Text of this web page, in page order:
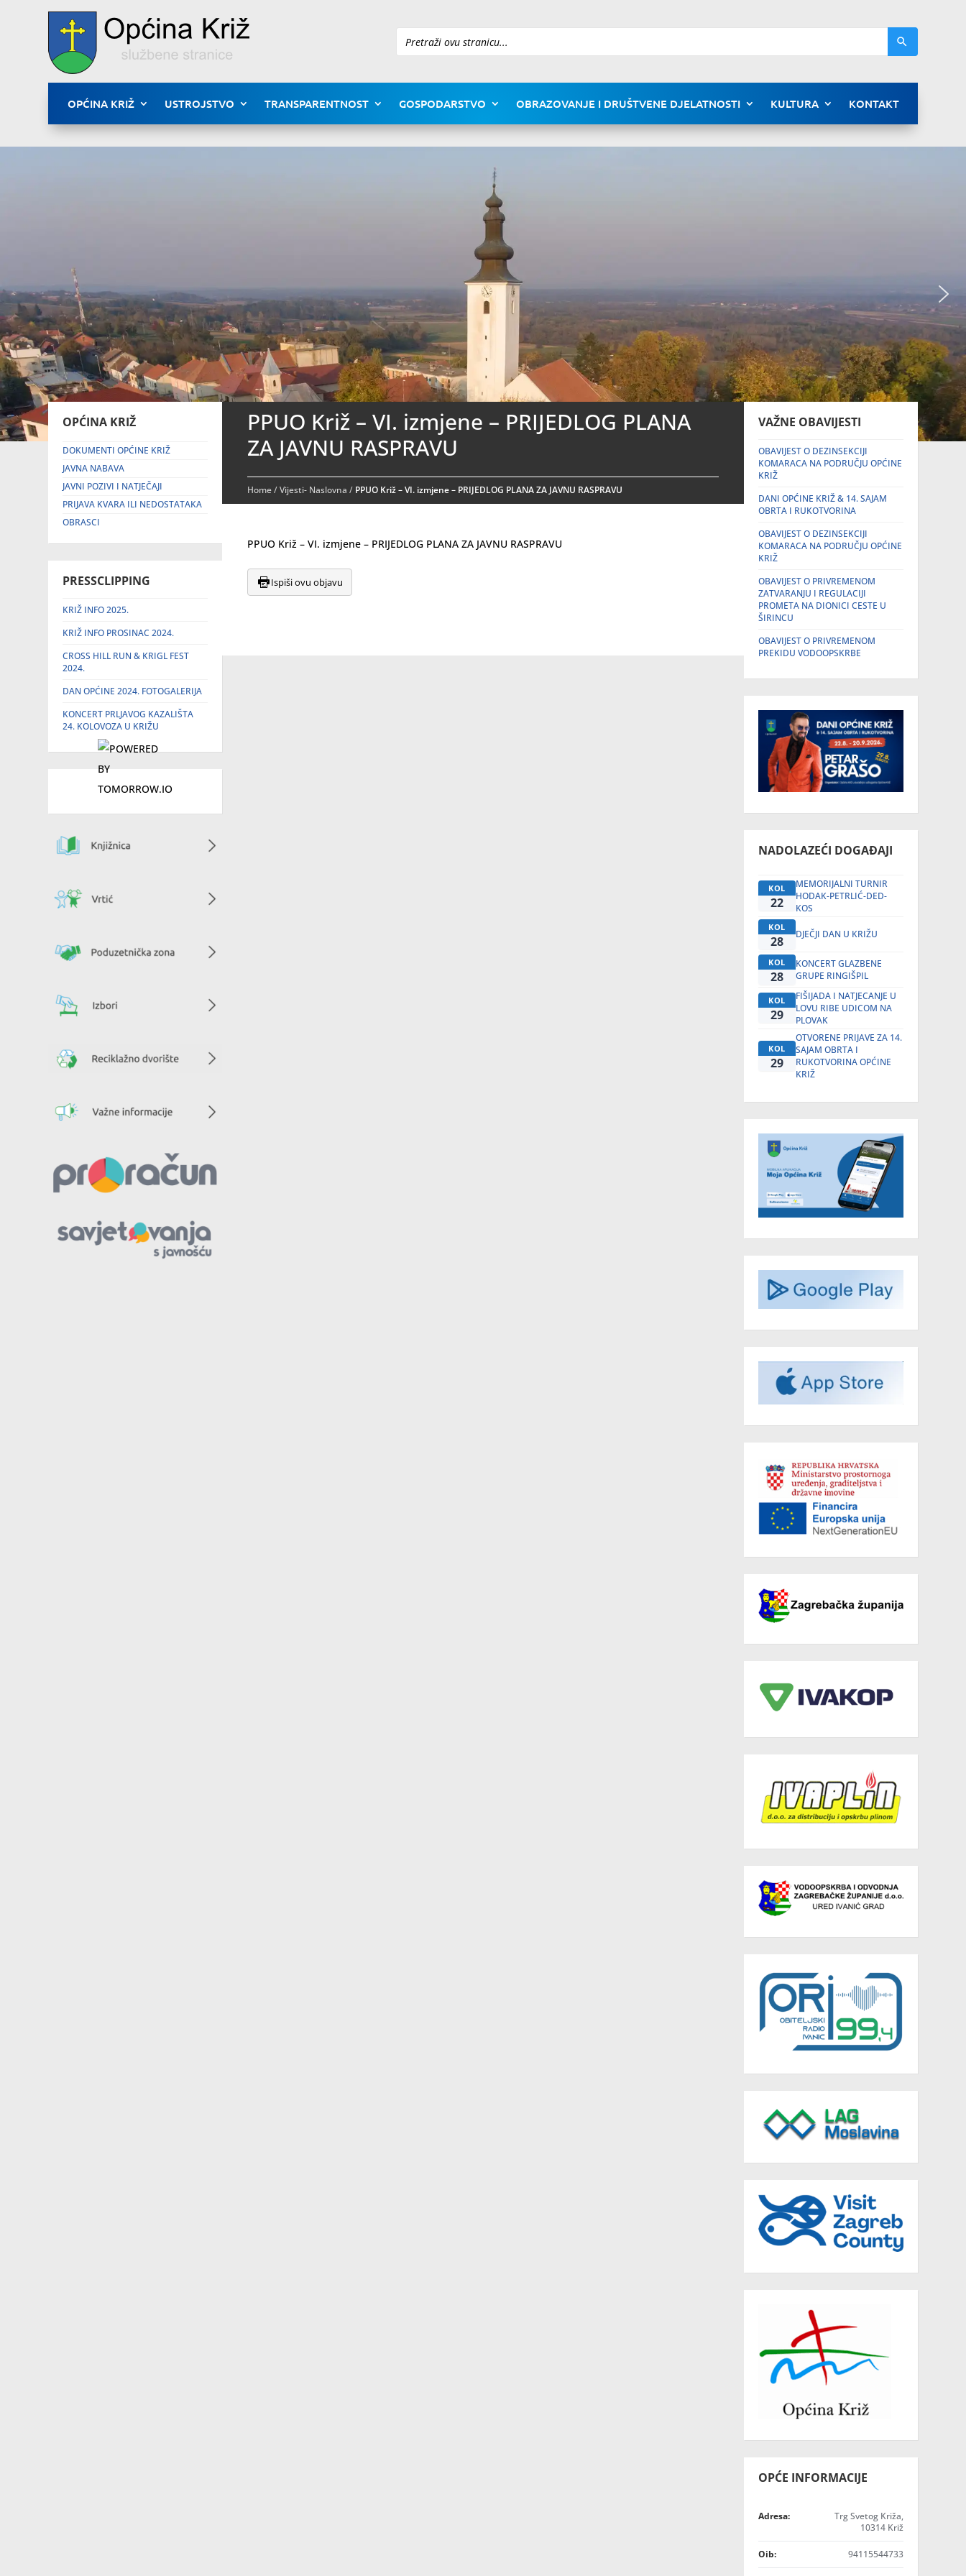
Pretraži
OPĆINA KRIŽ USTROJSTVO TRANSPARENTNOST GOSPODARSTVO OBRAZOVANJE I DRUŠTVENE DJELATNOSTI KULTURA KONTAKT
OPĆINA KRIŽ
DOKUMENTI OPĆINE KRIŽ
JAVNA NABAVA
JAVNI POZIVI I NATJEČAJI
PRIJAVA KVARA ILI NEDOSTATAKA
OBRASCI
PRESSCLIPPING
KRIŽ INFO 2025.
KRIŽ INFO PROSINAC 2024.
CROSS HILL RUN & KRIGL FEST
2024.
DAN OPĆINE 2024. FOTOGALERIJA
KONCERT PRLJAVOG KAZALIŠTA
24. KOLOVOZA U KRIŽU
PPUO Križ – VI. izmjene – PRIJEDLOG PLANA
ZA JAVNU RASPRAVU
Home/Vijesti- Naslovna / PPUO Križ – VI. izmjene – PRIJEDLOG PLANA ZA JAVNU RASPRAVU
PPUO Križ – VI. izmjene – PRIJEDLOG PLANA ZA JAVNU RASPRAVU
Ispiši ovu objavu
VAŽNE OBAVIJESTI
OBAVIJEST O DEZINSEKCIJI
KOMARACA NA PODRUČJU OPĆINE
KRIŽ
DANI OPĆINE KRIŽ & 14. SAJAM
OBRTA I RUKOTVORINA
OBAVIJEST O DEZINSEKCIJI
KOMARACA NA PODRUČJU OPĆINE
KRIŽ
OBAVIJEST O PRIVREMENOM
ZATVARANJU I REGULACIJI
PROMETA NA DIONICI CESTE U
ŠIRINCU
OBAVIJEST O PRIVREMENOM
PREKIDU VODOOPSKRBE
NADOLAZEĆI DOGAĐAJI
KOL
22
MEMORIJALNI TURNIR
HODAK-PETRLIĆ-DED-
KOS
KOL
28 DJEČJI DAN U KRIŽU
KOL
28
KONCERT GLAZBENE
GRUPE RINGIŠPIL
KOL
29
FIŠIJADA I NATJECANJE U
LOVU RIBE UDICOM NA
PLOVAK
KOL
29
OTVORENE PRIJAVE ZA 14.
SAJAM OBRTA I
RUKOTVORINA OPĆINE
KRIŽ
OPĆE INFORMACIJE
Adresa:
Trg Svetog Križa,
10314 Križ
Oib: 94115544733